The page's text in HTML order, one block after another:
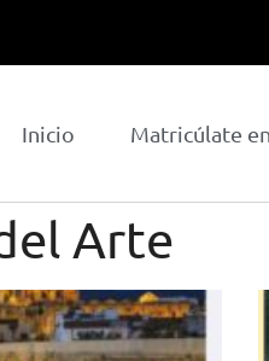
Inicio Matricúlate
Arte